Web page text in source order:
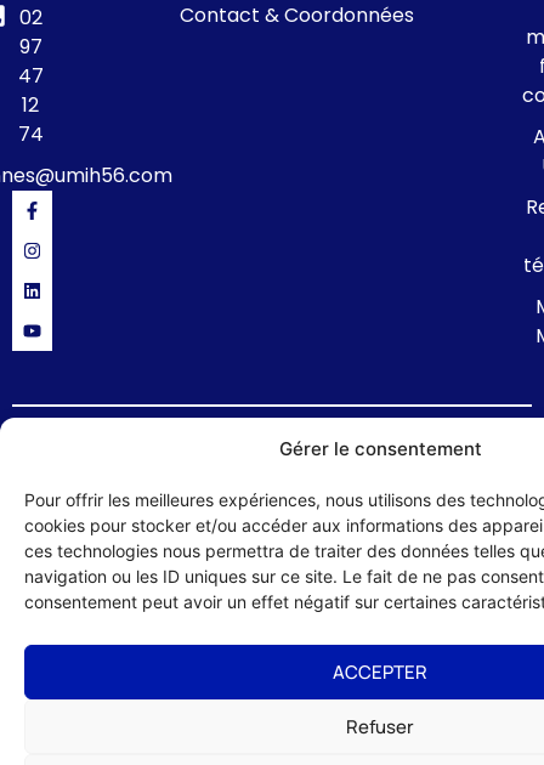
Gérer le consentement
Pour offrir les meilleures expériences, nous utilisons des
cookies pour stocker et/ou accéder aux informations des
ces technologies nous permettra de traiter des données telles
navigation ou les ID uniques sur ce site. Le fait de ne pas
consentement peut avoir un effet négatif sur certaines
ACCEPTER
Refuser
02
97
47
12
74
Contact & Coordonnées
© 2024 UMIH 56 : Union des Métiers et des Industries de l'Hôtellerie du
Morbihan – site réalisé par :Studio HLG
Mentions légales Formulaire de contact